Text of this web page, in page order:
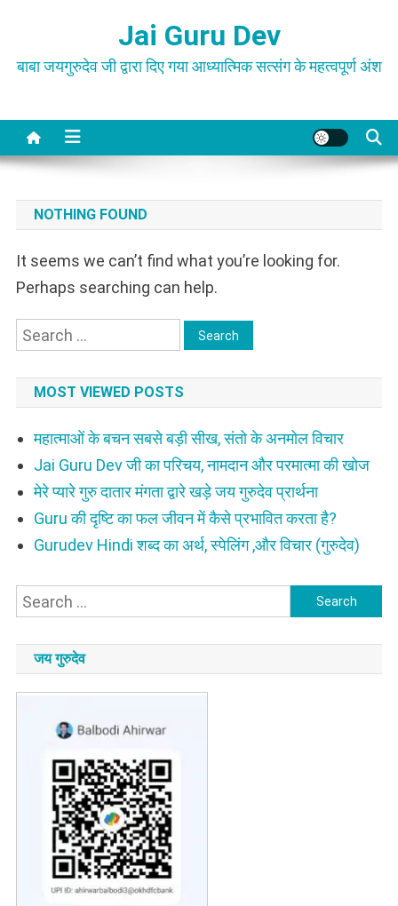
content
Jai Guru Dev
बाबा जयगुरुदेव जी द्वारा दिए गया आध्यात्मिक सत्संग के महत्वपूर्ण अंश
NOTHING FOUND
It seems we can’t find what you’re looking for.
Perhaps searching can help.
Search
MOST VIEWED POSTS
महात्माओं के बचन सबसे बड़ी सीख, संतो के अनमोल विचार
Jai Guru Dev जी का परिचय, नामदान और परमात्मा की खोज
मेरे प्यारे गुरु दातार मंगता द्वारे खड़े जय गुरुदेव प्रार्थना
Guru की दृष्टि का फल जीवन में कैसे प्रभावित करता है?
Gurudev Hindi शब्द का अर्थ, स्पेलिंग ,और विचार (गुरुदेव)
Search
जय गुरुदेव